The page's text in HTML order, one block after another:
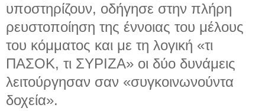
υποστηρίζουν, οδήγησε στην πλήρη
ρευστοποίηση της έννοιας του μέλους
του κόμματος και με τη λογική «τι
ΠΑΣΟΚ, τι ΣΥΡΙΖΑ» οι δύο δυνάμεις
λειτούργησαν σαν «συγκοινωνούντα
δοχεία».